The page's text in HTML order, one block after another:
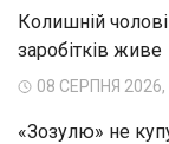
Колишній
заробітків живе
08 СЕРПНЯ 2026,
«Зозулю» не